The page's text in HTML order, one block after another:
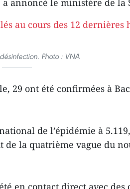
annoncé le ministère de la
Photo : VNA
29 ont été confirmées à
de l’épidémie à
de la quatrième vague du
en contact direct avec des